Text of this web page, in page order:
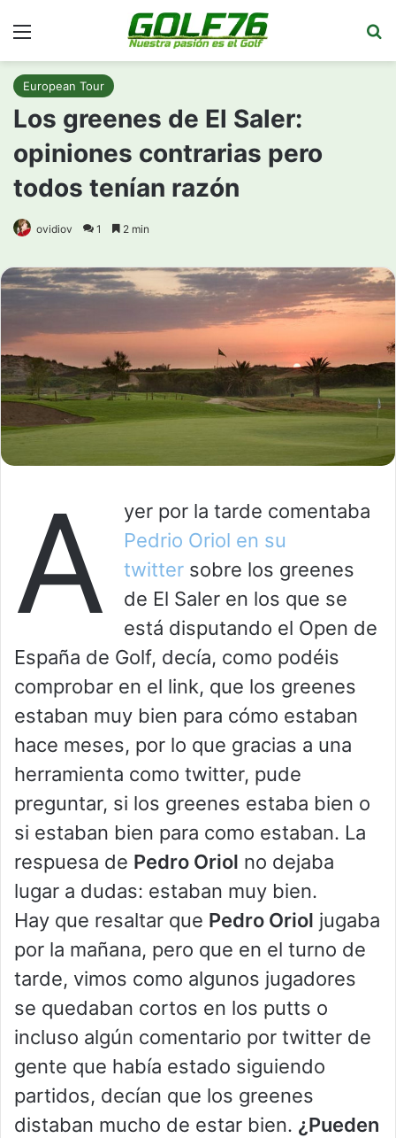
European Tour
Los greenes de El Saler:
opiniones contrarias pero
todos tenían razón
ovidiov 1 2 min
A
yer por la tarde comentaba
Pedrio Oriol en su
twitter sobre los greenes
de El Saler en los que se
está disputando el Open de
España de Golf, decía, como podéis
comprobar en el link, que los greenes
estaban muy bien para cómo estaban
hace meses, por lo que gracias a una
herramienta como twitter, pude
preguntar, si los greenes estaba bien o
si estaban bien para como estaban. La
respuesa de Pedro Oriol no dejaba
lugar a dudas: estaban muy bien.
Hay que resaltar que Pedro Oriol jugaba
por la mañana, pero que en el turno de
tarde, vimos como algunos jugadores
se quedaban cortos en los putts o
incluso algún comentario por twitter de
gente que había estado siguiendo
partidos, decían que los greenes
distaban mucho de estar bien. ¿Pueden